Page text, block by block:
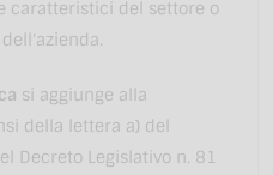
caratteristici del settore o
si aggiunge alla
della lettera a) del
Decreto Legislativo n. 81